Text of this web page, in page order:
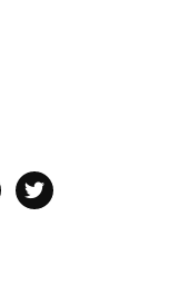
twitter